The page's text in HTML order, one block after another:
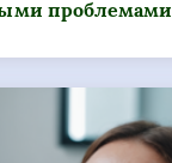
проблемами